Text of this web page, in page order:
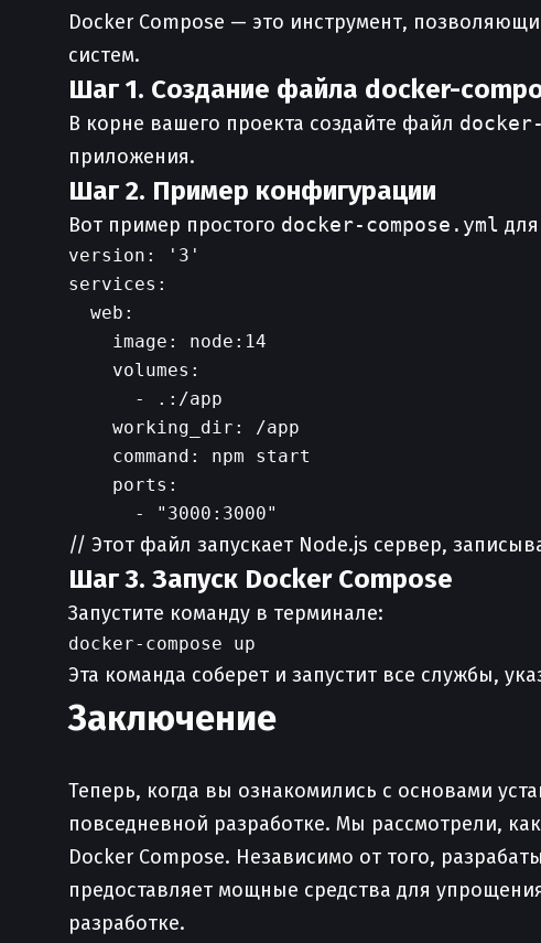
Docker Compose — это инструмент,
систем.
Шаг 1. Создание файла docker-
В корне вашего проекта создайте файл
приложения.
Шаг 2. Пример конфигурации
Вот пример простого docker-compose.yml
version: '3'
services:
  web:
    image: node:14
    volumes:
      - .:/app
    working_dir: /app
    command: npm start
    ports:
// Этот файл запускает Node.js сервер,
Шаг 3. Запуск Docker Compose
Запустите команду в терминале:
Эта команда соберет и запустит все службы,
Заключение
Теперь, когда вы ознакомились с основами
повседневной разработке. Мы рассмотрели,
Docker Compose. Независимо от того,
предоставляет мощные средства для
разработке.